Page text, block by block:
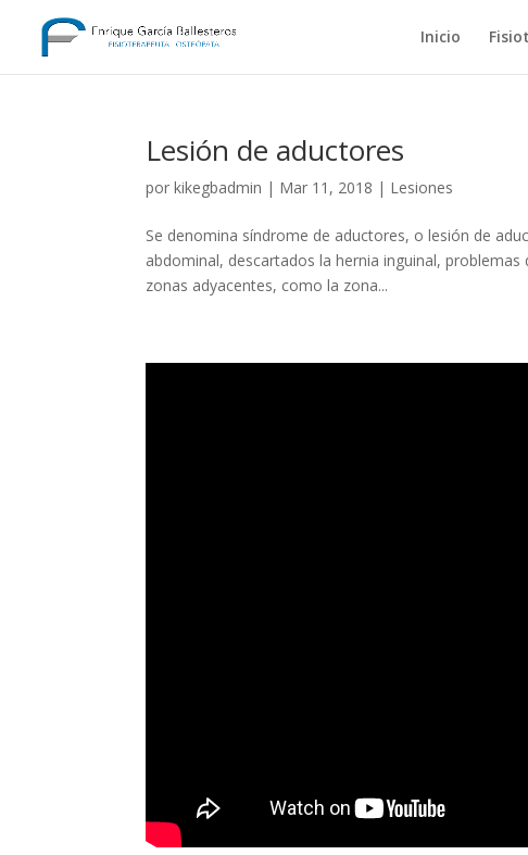
Inicio
Lesión de aductores
porkikegbadmin | Mar 11, 2018 | Lesiones
Se denomina síndrome de aductores, o lesión de
abdominal, descartados la hernia inguinal,
zonas adyacentes, como la zona...